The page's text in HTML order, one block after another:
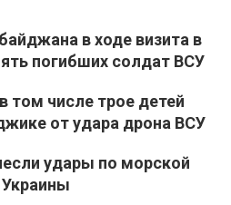
в ходе визита в
погибших солдат ВСУ
том числе трое детей
от удара дрона ВСУ
удары по морской